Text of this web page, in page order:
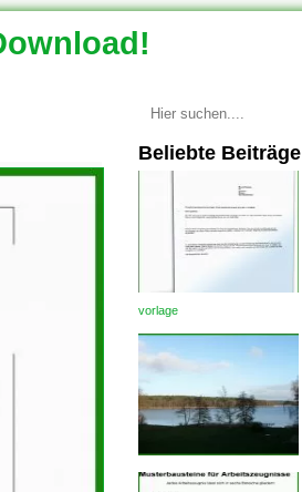
Beliebte Beiträge
vorlage